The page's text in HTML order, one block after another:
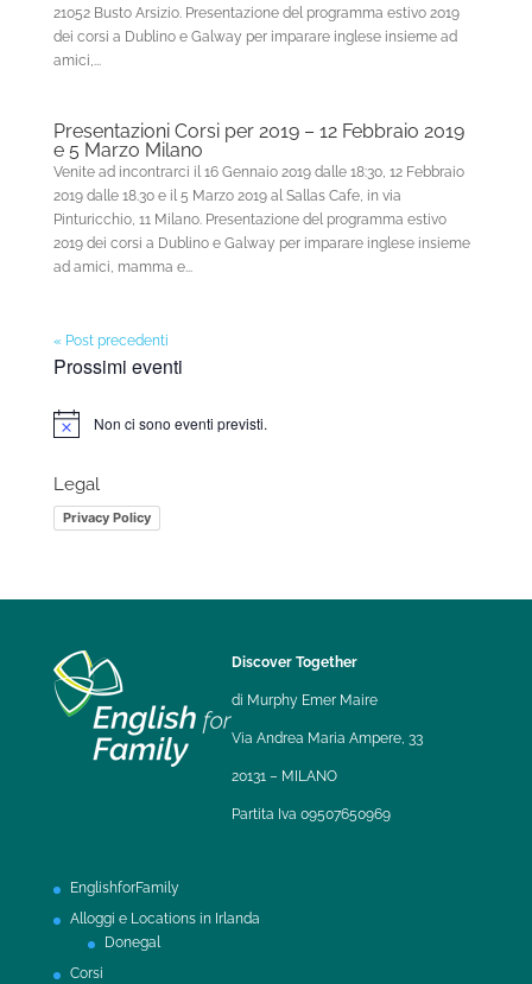
21052 Busto Arsizio. Presentazione del programma estivo 2019
dei corsi a Dublino e Galway per imparare inglese insieme ad
amici,...
Presentazioni Corsi per 2019 – 12 Febbraio 2019
e 5 Marzo Milano
Venite ad incontrarci il 16 Gennaio 2019 dalle 18:30, 12 Febbraio
2019 dalle 18.30 e il 5 Marzo 2019 al Sallas Cafe, in via
Pinturicchio, 11 Milano. Presentazione del programma estivo
2019 dei corsi a Dublino e Galway per imparare inglese insieme
ad amici, mamma e...
« Post precedenti
Prossimi eventi
Notice Non ci sono eventi previsti.
Legal
Privacy Policy
Discover Together
di Murphy Emer Maire
Via Andrea Maria Ampere, 33
20131 – MILANO
Partita Iva 09507650969
EnglishforFamily
Alloggi e Locations in Irlanda
Donegal
Corsi